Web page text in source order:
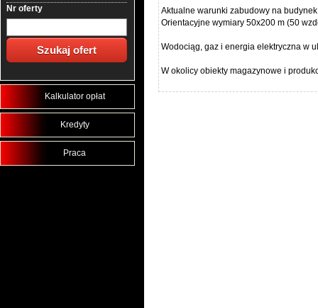
Nr oferty
Kalkulator opłat
Kredyty
Praca
Aktualne warunki zabudowy na
Orientacyjne wymiary 50x200 m (50
Wodociąg, gaz i energia elektryczna w
W okolicy obiekty magazynowe i